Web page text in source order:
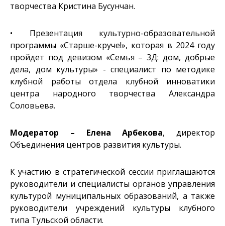
творчества Кристина Бусунчан.
• Презентация культурно-образовательной
программы «Старше-круче!», которая в 2024 году
пройдет под девизом «Семья – 3Д: дом, добрые
дела, дом культуры» - специалист по методике
клубной работы отдела клубной инноватики
центра народного творчества Александра
Соловьева.
Модератор – Елена Арбекова, директор
Объединения центров развития культуры.
К участию в стратегической сессии приглашаются
руководители и специалисты органов управления
культурой муниципальных образований, а также
руководители учреждений культуры клубного
типа Тульской области.